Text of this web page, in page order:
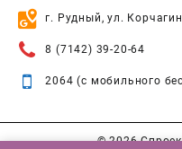
г. Рудный, ул.
8 (7142) 39-20-64
2064 (с мобильного
© 2026